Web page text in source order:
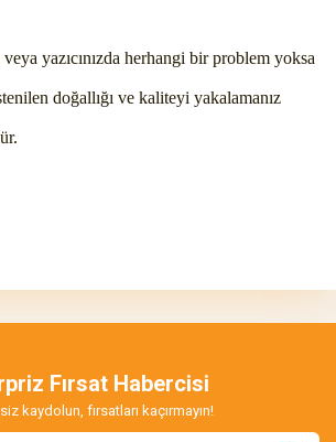
yazıcınızda herhangi bir problem yoksa
doğallığı ve kaliteyi yakalamanız
Yorum Yaz
hatalar bulunuyor.
daha pahalı.
Fırsat Habercisi
kaydolun, fırsatları kaçırmayın!